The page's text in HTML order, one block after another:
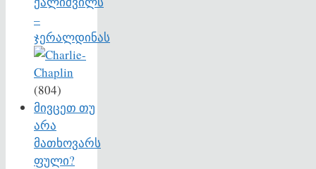
–
ჯერალდინას
(804)
მივცეთ თუ
არა
მათხოვარს
ფული?